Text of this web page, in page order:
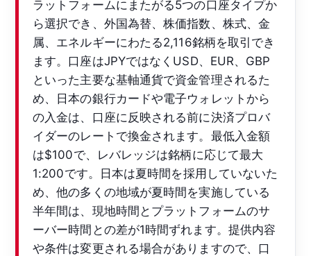
ラットフォームにまたがる5つの口座タイプか
ら選択でき、外国為替、株価指数、株式、金
属、エネルギーにわたる2,116銘柄を取引でき
ます。口座はJPYではなくUSD、EUR、GBP
といった主要な基軸通貨で資金管理されるた
め、日本の銀行カードや電子ウォレットから
の入金は、口座に反映される前に決済プロバ
イダーのレートで換金されます。最低入金額
は$100で、レバレッジは銘柄に応じて最大
1:200です。日本は夏時間を採用していないた
め、他の多くの地域が夏時間を実施している
半年間は、現地時間とプラットフォームのサ
ーバー時間との差が1時間ずれます。提供内容
や条件は変更される場合がありますので、口